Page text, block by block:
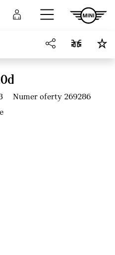
Porównaj Zaloguj się
Numer oferty 269286